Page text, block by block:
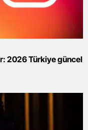
2026 Türkiye güncel